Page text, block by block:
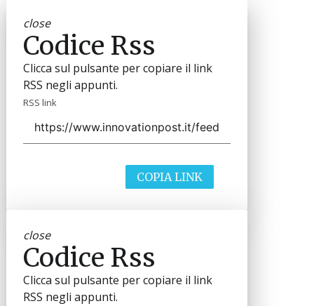
close
Codice Rss
Clicca sul pulsante per copiare il link
RSS negli appunti.
RSS link
COPIA LINK
close
Codice Rss
Clicca sul pulsante per copiare il link
RSS negli appunti.